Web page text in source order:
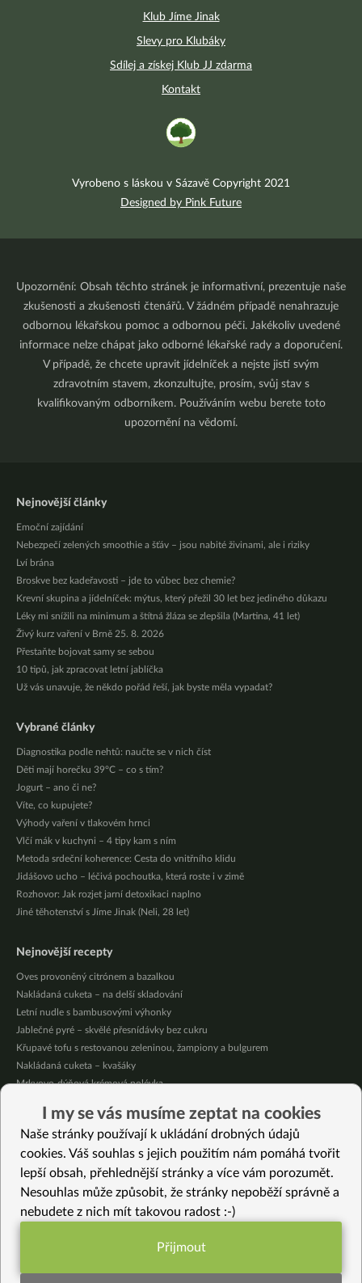
Klub Jíme Jinak
Slevy pro Klubáky
Sdílej a získej Klub JJ zdarma
Kontakt
Vyrobeno s láskou v Sázavě Copyright 2021
Designed by Pink Future
Upozornění: Obsah těchto stránek je informativní, prezentuje naše
zkušenosti a zkušenosti čtenářů. V žádném případě nenahrazuje
odbornou lékařskou pomoc a odbornou péči. Jakékoliv uvedené
informace nelze chápat jako odborné lékařské rady a doporučení.
V případě, že chcete upravit jídelníček a nejste jistí svým
zdravotním stavem, zkonzultujte, prosím, svůj stav s
kvalifikovaným odborníkem. Používáním webu berete toto
upozornění na vědomí.
Nejnovější články
Emoční zajídání
Nebezpečí zelených smoothie a šťáv – jsou nabité živinami, ale i riziky
Lví brána
Broskve bez kadeřavosti – jde to vůbec bez chemie?
Krevní skupina a jídelníček: mýtus, který přežil 30 let bez jediného důkazu
Léky mi snížili na minimum a štítná žláza se zlepšila (Martina, 41 let)
Živý kurz vaření v Brně 25. 8. 2026
Přestaňte bojovat samy se sebou
10 tipů, jak zpracovat letní jablíčka
Už vás unavuje, že někdo pořád řeší, jak byste měla vypadat?
Vybrané články
Diagnostika podle nehtů: naučte se v nich číst
Děti mají horečku 39°C – co s tím?
Jogurt – ano či ne?
Víte, co kupujete?
Výhody vaření v tlakovém hrnci
Vlčí mák v kuchyni – 4 tipy kam s ním
Metoda srdeční koherence: Cesta do vnitřního klidu
Jidášovo ucho – léčivá pochoutka, která roste i v zimě
Rozhovor: Jak rozjet jarní detoxikaci naplno
Jiné těhotenství s Jíme Jinak (Neli, 28 let)
Nejnovější recepty
Oves provoněný citrónem a bazalkou
Nakládaná cuketa – na delší skladování
Letní nudle s bambusovými výhonky
Jablečné pyré – skvělé přesnídávky bez cukru
Křupavé tofu s restovanou zeleninou, žampiony a bulgurem
Nakládaná cuketa – kvašáky
Mrkvovo-dýňová krémová polévka
Osvěžující čaj s citronovými bylinkami
Nepečený jablečný dort s rybízem
Vybrané recepty
Zosui – mléčná polévka bez laktózy
Alú rajma
I my se vás musíme zeptat na cookies
Naše stránky používají k ukládání drobných údajů
cookies. Váš souhlas s jejich použitím nám pomáhá tvořit
lepší obsah, přehlednější stránky a více vám porozumět.
Nesouhlas může způsobit, že stránky nepoběží správně a
nebudete z nich mít takovou radost :-)
Funkční nastavení potřebujeme (vždy
Přijmout